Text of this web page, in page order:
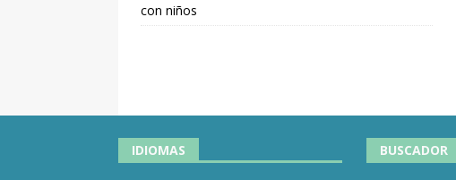
con niños
IDIOMAS BUSCADOR